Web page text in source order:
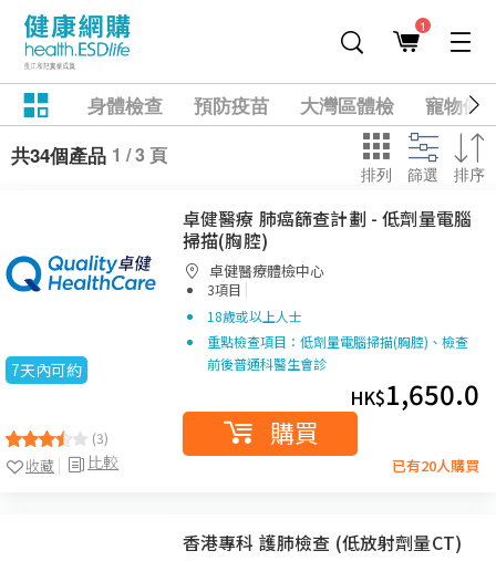
1
身體檢查 預防疫苗 大灣區體檢
寵物健
共34個產品 1 / 3 頁
排列 篩選 排序
7天內可約
(3)
比較
收藏
卓健醫療 肺癌篩查計劃 - 低劑量電腦
掃描(胸腔)
卓健醫療體檢中心
3項目 |
18歲或以上人士
重點檢查項目：低劑量電腦掃描(胸腔)、檢查
前後普通科醫生會診
HK$1,650.0
購買
已有20人購買
香港專科 護肺檢查 (低放射劑量CT)